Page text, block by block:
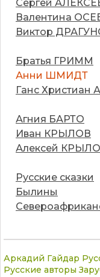
Сергей
Валентина
Виктор
Братья ГРИММ
Анни ШМИДТ
Ганс
Агния БАРТО
Иван КРЫЛОВ
Алексей
Русские сказки
Былины
Аркадий Гайдар
Русские авторы